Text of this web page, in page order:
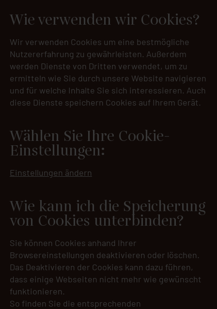
Wie verwenden wir Cookies?
Wir verwenden Cookies um eine bestmögliche
Nutzererfahrung zu gewährleisten. Außerdem
werden Dienste von Dritten verwendet, um zu
ermitteln wie Sie durch unsere Website navigieren
und für welche Inhalte Sie sich interessieren. Auch
diese Dienste speichern Cookies auf Ihrem Gerät.
Wählen Sie Ihre Cookie-
Einstellungen:
Einstellungen ändern
Wie kann ich die Speicherung
von Cookies unterbinden?
Sie können Cookies anhand Ihrer
Browsereinstellungen deaktivieren oder löschen.
Das Deaktivieren der Cookies kann dazu führen,
dass einige Webseiten nicht mehr wie gewünscht
funktionieren.
So finden Sie die entsprechenden